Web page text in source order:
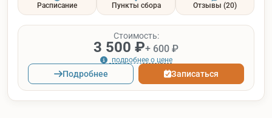
Расписание Пункты сбора Отзывы (20)
Стоимость:
3 500 ₽+ 600 ₽
подробнее о цене
Подробнее Записаться